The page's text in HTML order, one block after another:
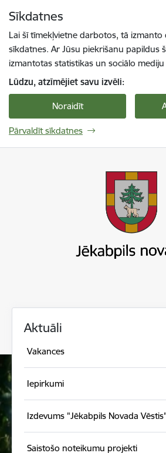
Sīkdatnes
Lai šī tīmekļvietne darbotos, tā izmanto
sīkdatnes. Ar Jūsu piekrišanu papildus
izmantotas statistikas un sociālo
Lūdzu, atzīmējiet savu izvēli:
Noraidīt
Pārvaldīt sīkdatnes
Aktuāli
Vakances
Iepirkumi
Izdevums "Jēkabpils Novada Vēstis"
Saistošo noteikumu projekti